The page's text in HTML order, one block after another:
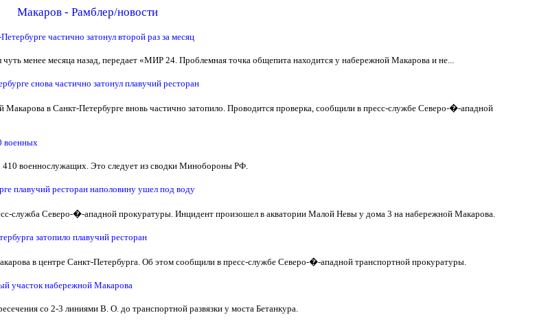
Макаров - Рамблер/новости
частично затонул второй раз за месяц
менее месяца назад, передает «МИР 24. Проблемная точка общепита находится у набережной Макарова и не...
снова частично затонул плавучий ресторан
в Санкт-Петербурге вновь частично затопило. Проводится проверка, сообщили в пресс-службе Северо-�-ападной
военных
военнослужащих. Это следует из сводки Минобороны РФ.
плавучий ресторан наполовину ушел под воду
служба Северо-�-ападной прокуратуры. Инцидент произошел в акватории Малой Невы у дома 3 на набережной Макарова.
затопило плавучий ресторан
в центре Санкт-Петербурга. Об этом сообщили в пресс-службе Северо-�-ападной транспортной прокуратуры.
участок набережной Макарова
со 2-3 линиями В. О. до транспортной развязки у моста Бетанкура.